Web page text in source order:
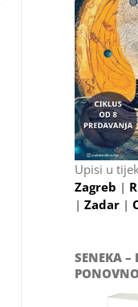
Upisi u
Zagreb |
| Zadar |
SENEKA –